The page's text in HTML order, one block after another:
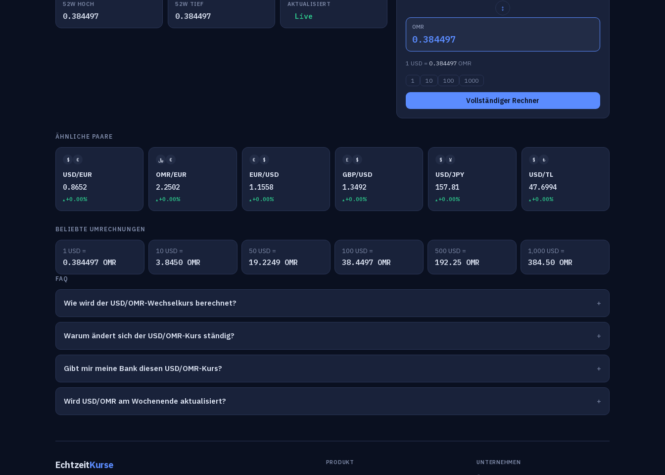
52W HOCH
0.384497
52W TIEF
0.384497
AKTUALISIERT
Live
↕
OMR
0.384497
1 USD = 0.384497OMR
1 10 100 1000
Vollständiger Rechner
ÄHNLICHE PAARE
$ €
USD/EUR
0.8652
+0.00%
﷼ €
OMR/EUR
2.2502
+0.00%
€ $
EUR/USD
1.1558
+0.00%
£ $
GBP/USD
1.3492
+0.00%
$ ¥
USD/JPY
157.81
+0.00%
$ ₺
USD/TL
47.6994
+0.00%
BELIEBTE UMRECHNUNGEN
1 USD =
0.384497 OMR
10 USD =
3.8450 OMR
50 USD =
19.2249 OMR
100 USD =
38.4497 OMR
500 USD =
192.25 OMR
1,000 USD =
384.50 OMR
FAQ
Wie wird der USD/OMR-Wechselkurs berechnet?
Warum ändert sich der USD/OMR-Kurs ständig?
Gibt mir meine Bank diesen USD/OMR-Kurs?
Wird USD/OMR am Wochenende aktualisiert?
EchtzeitKurse PRODUKT UNTERNEHMEN